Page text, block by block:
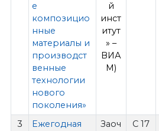
е
композицио
нные
материалы и
производст
венные
технологии
нового
поколения»
й
инст
итут
» –
ВИА
М)
3 Ежегодная Заоч С 17